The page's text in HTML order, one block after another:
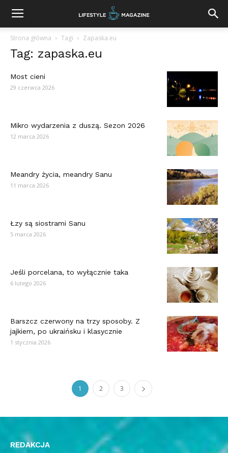
Strona główna Tagi Zapaska.eu
Tag: zapaska.eu
Most cieni
29 czerwca 2026
Mikro wydarzenia z duszą. Sezon 2026
12 marca 2026
Meandry życia, meandry Sanu
11 marca 2026
Łzy są siostrami Sanu
5 marca 2026
Jeśli porcelana, to wyłącznie taka
6 lutego 2026
Barszcz czerwony na trzy sposoby. Z
jajkiem, po ukraińsku i klasycznie
1 stycznia 2026
1 2 3
REDAKCJA